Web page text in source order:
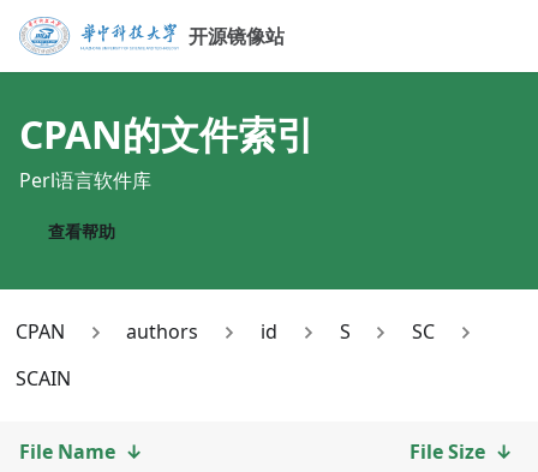
开源镜像站
CPAN的文件索引
Perl语言软件库
查看帮助
CPAN authors id S
SC
SCAIN
File Name ↓ File Size ↓